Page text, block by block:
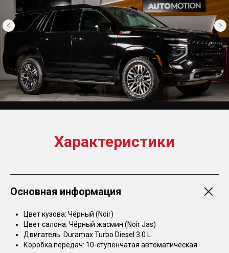
Характеристики
Основная информация
Цвет кузова: Чёрный (Noir)
Цвет салона: Чёрный жасмин (Noir Jas)
Двигатель: Duramax Turbo Diesel 3.0 L
Коробка передач: 10-ступенчатая автоматическая